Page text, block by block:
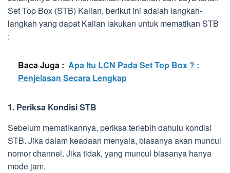
Set Top Box (STB) Kalian, berikut ini adalah langkah-
langkah yang dapat Kalian lakukan untuk mematikan STB
:
Baca Juga : Apa Itu LCN Pada Set Top Box ? :
Penjelasan Secara Lengkap
1. Periksa Kondisi STB
Sebelum mematikannya, periksa terlebih dahulu kondisi
STB. Jika dalam keadaan menyala, biasanya akan muncul
nomor channel. Jika tidak, yang muncul biasanya hanya
mode jam.